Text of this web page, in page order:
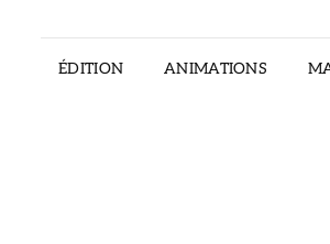
ÉDITION ANIMATIONS